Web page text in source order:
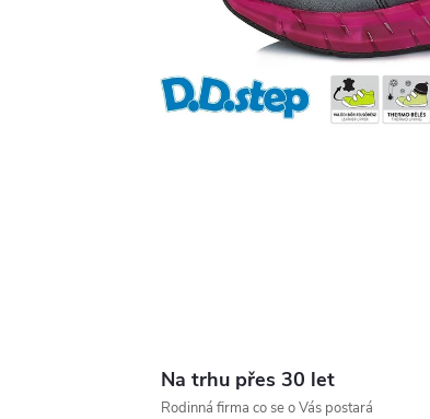
Na trhu přes 30 let
Rodinná firma co se o Vás postará